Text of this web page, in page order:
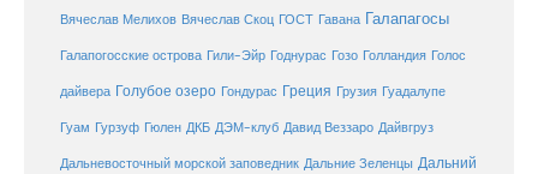
Вячеслав Мелихов Вячеслав Скоц ГОСТ Гавана Галапагосы
Галапогосские острова Гили-Эйр Годнурас Гозо Голландия Голос
дайвера Голубое озеро Гондурас Греция Грузия Гуадалупе
Гуам Гурзуф Гюлен ДКБ ДЭМ-клуб Давид Веззаро Дайвгруз
Дальневосточный морской заповедник Дальние Зеленцы Дальний